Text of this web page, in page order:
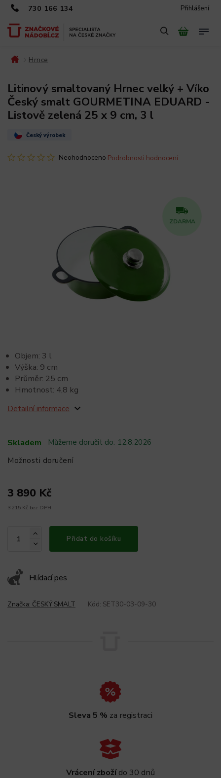
730 166 134 Přihlášení
Hrnce
Litinový smaltovaný Hrnec velký + Víko
Český smalt GOURMETINA EDUARD -
Listově zelená 25 x 9 cm, 3 l
Český výrobek
Neohodnoceno Podrobnosti hodnocení
ZDARMA
Skladem Můžeme doručit do: 12.8.2026
Možnosti doručení
3 890 Kč
3 215 Kč bez DPH
Přidat do košíku
Hlídací pes
Objem: 3 l
Výška: 9 cm
Průměr: 25 cm
Hmotnost: 4,8 kg
Detailní informace
Značka: ČESKÝ SMALT Kód: SET30-03-09-30
Sleva 5 % za registraci
Vrácení zbožído 30 dnů